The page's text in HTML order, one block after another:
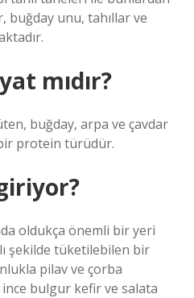
buğday unu, tahıllar ve
mıdır?
buğday, arpa ve çavdar
protein türüdür.
oldukça önemli bir yeri
şekilde tüketilebilen bir
pilav ve çorba
ince bulgur kefir ve salata